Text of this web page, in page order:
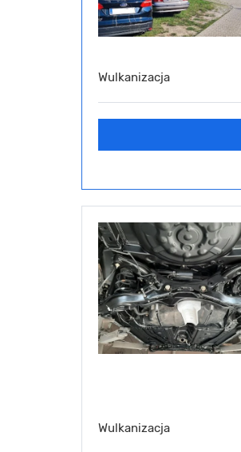
Wulkanizacja
Wulkanizacja